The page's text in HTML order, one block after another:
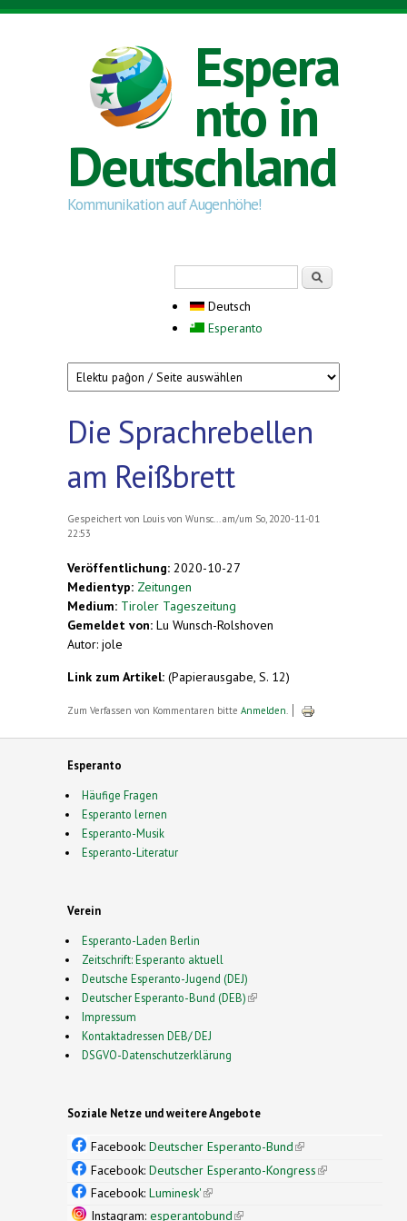
Direkt zum Inhalt
Espera
nto in
Deutschland
Kommunikation auf Augenhöhe!
Deutsch
Esperanto
Die Sprachrebellen
am Reißbrett
Gespeichert von Louis von Wunsc...
am/um So, 2020-11-01
22:53
Veröffentlichung: 2020-10-27
Medientyp: Zeitungen
Medium: Tiroler Tageszeitung
Gemeldet von: Lu Wunsch-Rolshoven
Autor: jole
Link zum Artikel: (Papierausgabe, S. 12)
Zum Verfassen von Kommentaren bitte Anmelden
Esperanto
Häufige Fragen
Esperanto lernen
Esperanto-Musik
Esperanto-Literatur
Verein
Esperanto-Laden Berlin
Zeitschrift: Esperanto aktuell
Deutsche Esperanto-Jugend (DEJ)
Deutscher Esperanto-Bund (DEB)(link is external)
Impressum
Kontaktadressen DEB/ DEJ
DSGVO-Datenschutzerklärung
Soziale Netze und weitere Angebote
Facebook: Deutscher Esperanto-Bund(link is
external)
Facebook: Deutscher Esperanto-Kongress(link is
Facebook: Luminesk'(link is external)
Instagram: esperantobund(link is external)